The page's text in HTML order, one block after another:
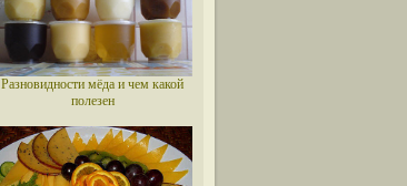
Разновидности мёда и чем какой
полезен